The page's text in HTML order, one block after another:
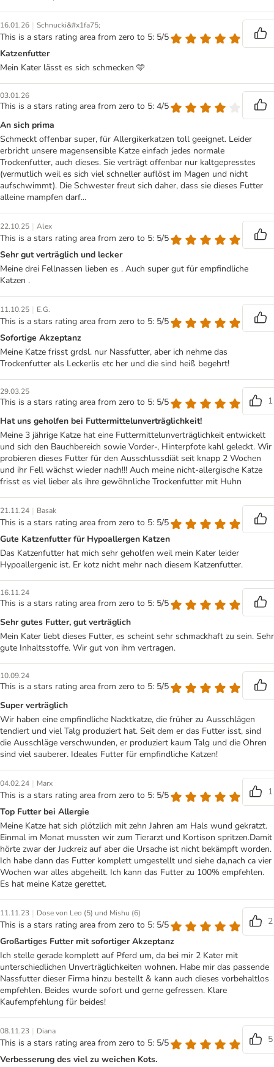
16.01.26 | Schnucki&#x1fa75;
This is a stars rating area from zero to 5: 5/5
Katzenfutter
Mein Kater lässt es sich schmecken 🩵
03.01.26
This is a stars rating area from zero to 5: 4/5
An sich prima
Schmeckt offenbar super, für Allergikerkatzen toll geeignet. Leider
erbricht unsere magensensible Katze einfach jedes normale
Trockenfutter, auch dieses. Sie verträgt offenbar nur kaltgepresstes
(vermutlich weil es sich viel schneller auflöst im Magen und nicht
aufschwimmt). Die Schwester freut sich daher, dass sie dieses Futter
alleine mampfen darf...
22.10.25 | Alex
This is a stars rating area from zero to 5: 5/5
Sehr gut verträglich und lecker
Meine drei Fellnassen lieben es . Auch super gut für empfindliche
Katzen .
11.10.25 | E.G.
This is a stars rating area from zero to 5: 5/5
Sofortige Akzeptanz
Meine Katze frisst grdsl. nur Nassfutter, aber ich nehme das
Trockenfutter als Leckerlis etc her und die sind heiß begehrt!
29.03.25
This is a stars rating area from zero to 5: 5/5
1
Hat uns geholfen bei Futtermittelunverträglichkeit!
Meine 3 jährige Katze hat eine Futtermittelunverträglichkeit entwickelt
und sich den Bauchbereich sowie Vorder-, Hinterpfote kahl geleckt. Wir
probieren dieses Futter für den Ausschlussdiät seit knapp 2 Wochen
und ihr Fell wächst wieder nach!!! Auch meine nicht-allergische Katze
frisst es viel lieber als ihre gewöhnliche Trockenfutter mit Huhn
21.11.24 | Basak
This is a stars rating area from zero to 5: 5/5
Gute Katzenfutter für Hypoallergen Katzen
Das Katzenfutter hat mich sehr geholfen weil mein Kater leider
Hypoallergenic ist. Er kotz nicht mehr nach diesem Katzenfutter.
16.11.24
This is a stars rating area from zero to 5: 5/5
Sehr gutes Futter, gut verträglich
Mein Kater liebt dieses Futter, es scheint sehr schmackhaft zu sein. Sehr
gute Inhaltsstoffe. Wir gut von ihm vertragen.
10.09.24
This is a stars rating area from zero to 5: 5/5
Super verträglich
Wir haben eine empfindliche Nacktkatze, die früher zu Ausschlägen
tendiert und viel Talg produziert hat. Seit dem er das Futter isst, sind
die Ausschläge verschwunden, er produziert kaum Talg und die Ohren
sind viel sauberer. Ideales Futter für empfindliche Katzen!
04.02.24 | Marx
This is a stars rating area from zero to 5: 5/5
1
Top Futter bei Allergie
Meine Katze hat sich plötzlich mit zehn Jahren am Hals wund gekratzt.
Einmal im Monat mussten wir zum Tierarzt und Kortison spritzen.Damit
hörte zwar der Juckreiz auf aber die Ursache ist nicht bekämpft worden.
Ich habe dann das Futter komplett umgestellt und siehe da,nach ca vier
Wochen war alles abgeheilt. Ich kann das Futter zu 100% empfehlen.
Es hat meine Katze gerettet.
11.11.23 | Dose von Leo (5) und Mishu (6)
This is a stars rating area from zero to 5: 5/5
2
Großartiges Futter mit sofortiger Akzeptanz
Ich stelle gerade komplett auf Pferd um, da bei mir 2 Kater mit
unterschiedlichen Unverträglichkeiten wohnen. Habe mir das passende
Nassfutter dieser Firma hinzu bestellt & kann auch dieses vorbehaltlos
empfehlen. Beides wurde sofort und gerne gefressen. Klare
Kaufempfehlung für beides!
08.11.23 | Diana
This is a stars rating area from zero to 5: 5/5
5
Verbesserung des viel zu weichen Kots.